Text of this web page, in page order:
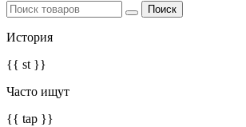
История
{{ st }}
Часто ищут
{{ tap }}